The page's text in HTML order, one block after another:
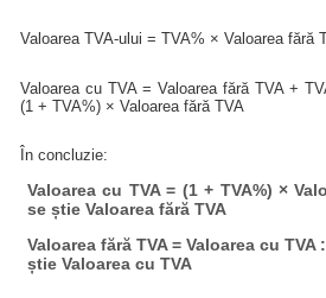
Valoarea TVA-ului = TVA% × Valoarea fără
Valoarea cu TVA = Valoarea fără TVA +
(1 + TVA%) × Valoarea fără TVA
În concluzie:
Valoarea cu TVA = (1 + TVA%) ×
se știe Valoarea fără TVA
Valoarea fără TVA = Valoarea cu TVA
știe Valoarea cu TVA